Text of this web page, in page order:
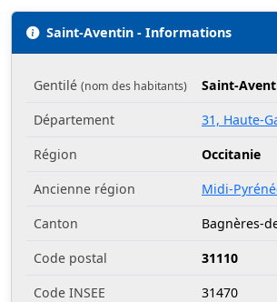
Saint-Aventin - Informations
Gentilé (nom des habitants)
Saint-
Département
31, Haute-
Région
Occitanie
Ancienne région
Midi-
Canton
Bagnères-
Code postal
31110
Code INSEE
31470